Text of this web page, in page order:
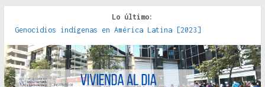
Lo último:
Genocidios indígenas en América Latina [2023]
Estudios sobre la espacialización de los Estados :
políticas, prácticas y representaciones [2022]
Donde el pedernal choca con el acero : hacia una teoría
crítica de las fronteras latinoamericanas [2020]